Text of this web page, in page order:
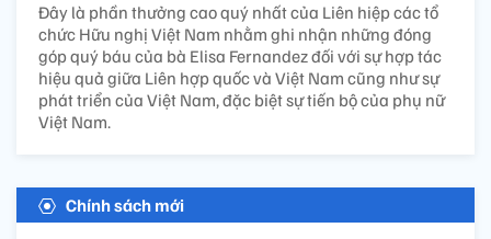
Đây là phần thưởng cao quý nhất của Liên hiệp các tổ
chức Hữu nghị Việt Nam nhằm ghi nhận những đóng
góp quý báu của bà Elisa Fernandez đối với sự hợp tác
hiệu quả giữa Liên hợp quốc và Việt Nam cũng như sự
phát triển của Việt Nam, đặc biệt sự tiến bộ của phụ nữ
Việt Nam.
Chính sách mới